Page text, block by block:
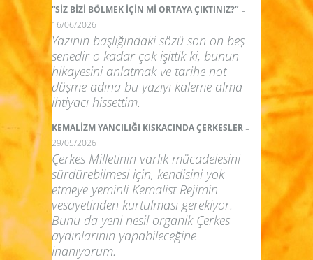
“SİZ BİZİ BÖLMEK İÇİN Mİ ORTAYA ÇIKTINIZ?” -
16/06/2026
Yazının başlığındaki sözü son on beş
senedir o kadar çok işittik ki, bunun
hikayesini anlatmak ve tarihe not
düşme adına bu yazıyı kaleme alma
ihtiyacı hissettim.
KEMALİZM YANCILIĞI KISKACINDA ÇERKESLER -
29/05/2026
Çerkes Milletinin varlık mücadelesini
sürdürebilmesi için, kendisini yok
etmeye yeminli Kemalist Rejimin
vesayetinden kurtulması gerekiyor.
Bunu da yeni nesil organik Çerkes
aydınlarının yapabileceğine
inanıyorum.